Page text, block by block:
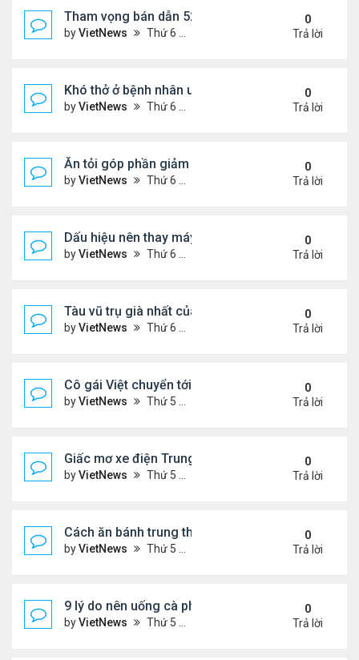
Tham vọng bán dẫn 52 tỷ USD 'khó nhằn' của Mỹ
byVietNews Thứ 6 Tháng 8 19, 2022 5:14 pm
0
Trả lời
Khó thở ở bệnh nhân ung thư phổi
byVietNews Thứ 6 Tháng 8 19, 2022 5:13 pm
0
Trả lời
Ăn tỏi góp phần giảm cholesterol 'xấu'
byVietNews Thứ 6 Tháng 8 19, 2022 5:11 pm
0
Trả lời
Dấu hiệu nên thay máy giặt mới
byVietNews Thứ 6 Tháng 8 19, 2022 5:09 pm
0
Trả lời
Tàu vũ trụ già nhất của NASA tròn 45 tuổi
byVietNews Thứ 6 Tháng 8 19, 2022 4:29 pm
0
Trả lời
Cô gái Việt chuyển tới Nepal sống vì mê leo núi
byVietNews Thứ 5 Tháng 8 18, 2022 5:32 pm
0
Trả lời
Giấc mơ xe điện Trung Quốc: Các hãng công
byVietNews Thứ 5 Tháng 8 18, 2022 5:28 pm
0
Trả lời
Cách ăn bánh trung thu không lo béo
byVietNews Thứ 5 Tháng 8 18, 2022 5:25 pm
0
Trả lời
9 lý do nên uống cà phê mỗi ngày
byVietNews Thứ 5 Tháng 8 18, 2022 5:11 pm
0
Trả lời